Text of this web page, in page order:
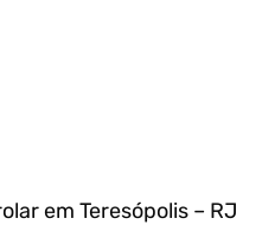
em Teresópolis – RJ